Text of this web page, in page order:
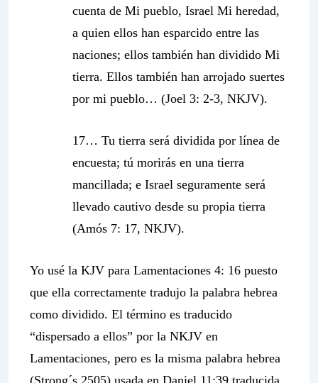
cuenta de Mi pueblo, Israel Mi heredad,
a quien ellos han esparcido entre las
naciones; ellos también han dividido Mi
tierra. Ellos también han arrojado suertes
por mi pueblo… (Joel 3: 2-3, NKJV).
17… Tu tierra será dividida por línea de
encuesta; tú morirás en una tierra
mancillada; e Israel seguramente será
llevado cautivo desde su propia tierra
(Amós 7: 17, NKJV).
Yo usé la KJV para Lamentaciones 4: 16 puesto
que ella correctamente tradujo la palabra hebrea
como dividido. El término es traducido
“dispersado a ellos” por la NKJV en
Lamentaciones, pero es la misma palabra hebrea
(Strong´s 2505) usada en Daniel 11:39 traducida